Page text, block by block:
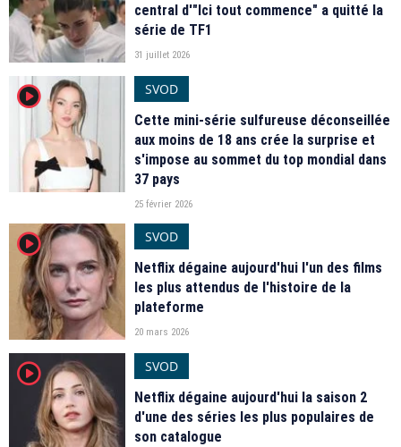
central d'"Ici tout commence" a quitté la
série de TF1
31 juillet 2026
player2
SVOD
Cette mini-série sulfureuse déconseillée
aux moins de 18 ans crée la surprise et
s'impose au sommet du top mondial dans
37 pays
25 février 2026
player2
SVOD
Netflix dégaine aujourd'hui l'un des films
les plus attendus de l'histoire de la
plateforme
20 mars 2026
player2
SVOD
Netflix dégaine aujourd'hui la saison 2
d'une des séries les plus populaires de
son catalogue